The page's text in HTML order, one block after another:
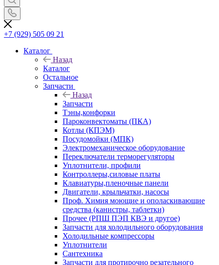
+7 (929) 505 09 21
Каталог
Назад
Каталог
Остальное
Запчасти
Назад
Запчасти
Тэны,конфорки
Пароконвектоматы (ПКА)
Котлы (КПЭМ)
Посудомойки (МПК)
Электромеханическое оборудование
Переключатели терморегуляторы
Уплотнители, профили
Контроллеры,силовые платы
Клавиатуры,пленочные панели
Двигатели, крыльчатки, насосы
Проф. Химия моющие и ополаскивающие
средства (канистры, таблетки)
Прочее (РПШ ПЭП КВЭ и другое)
Запчасти для холодильного оборудования
Холодильные компрессоры
Уплотнители
Сантехника
Запчасти для протирочно резательного